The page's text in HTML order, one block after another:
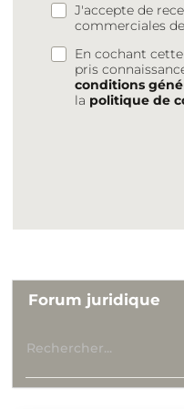
J'accepte de
commerciales
En cochant
pris
conditions
la politique de
Forum juridique